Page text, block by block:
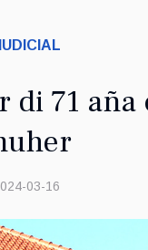
71
03-16